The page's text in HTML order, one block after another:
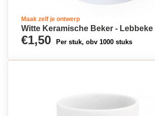
Maak zelf je ontwerp
Witte Keramische Beker - Lebbeke
€1,50 Per stuk, obv 1000 stuks